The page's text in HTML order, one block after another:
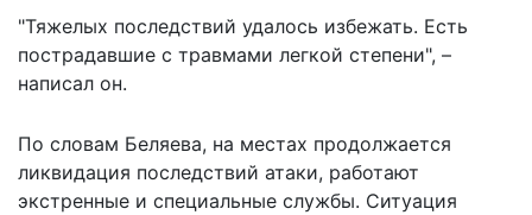
"Тяжелых последствий удалось избежать. Есть
пострадавшие с травмами легкой степени", –
написал он.
По словам Беляева, на местах продолжается
ликвидация последствий атаки, работают
экстренные и специальные службы. Ситуация